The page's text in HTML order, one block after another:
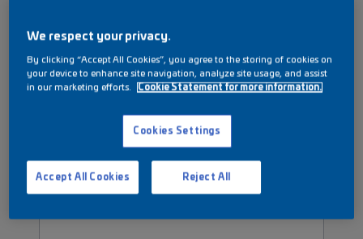
We respect your privacy.
By clicking “Accept All Cookies”, you agree to the storing of cookies on
your device to enhance site navigation, analyze site usage, and assist
in our marketing efforts.
Cookie Statement for more information.
Cookies Settings
Reject All
Accept All Cookies